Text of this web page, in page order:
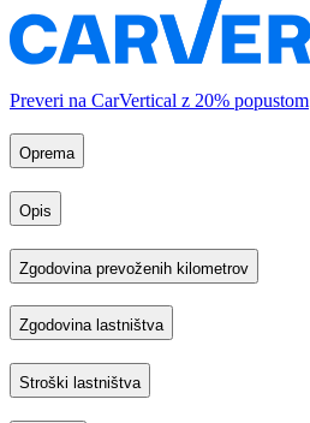
Preveri na CarVertical z 20% popustom
Oprema
Opis
Zgodovina prevoženih kilometrov
Zgodovina lastništva
Stroški lastništva